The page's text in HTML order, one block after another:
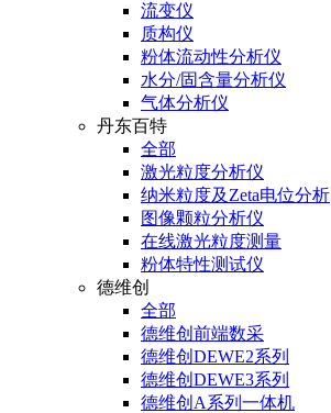
流变仪
质构仪
粉体流动性分析仪
水分/固含量分析仪
气体分析仪
丹东百特
全部
激光粒度分析仪
纳米粒度及Zeta电位分析
图像颗粒分析仪
在线激光粒度测量
粉体特性测试仪
德维创
全部
德维创前端数采
德维创DEWE2系列
德维创DEWE3系列
德维创A系列一体机